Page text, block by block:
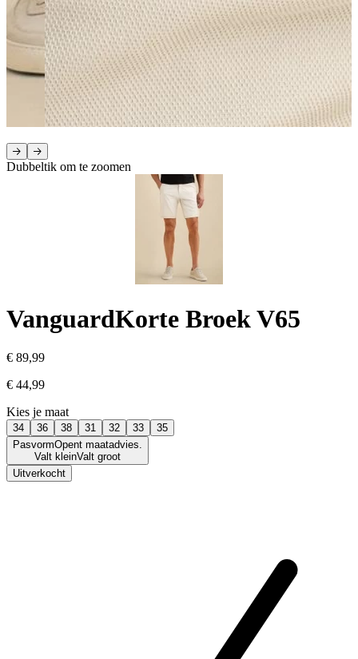
Dubbeltik om te zoomen
VanguardKorte Broek V65
€ 89,99
€ 44,99
Kies je maat
34 36 38 31 32 33
35
PasvormOpent maatadvies.
Valt kleinValt groot
Uitverkocht